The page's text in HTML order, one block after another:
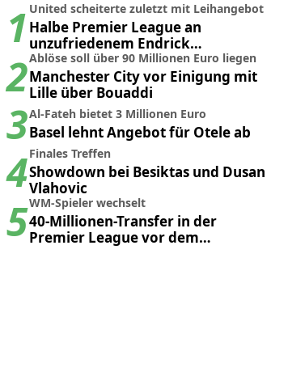
1 United scheiterte zuletzt mit Leihangebot
Halbe Premier League an
unzufriedenem Endrick
interessiert
2Ablöse soll über 90 Millionen Euro liegen
Manchester City vor Einigung mit
Lille über Bouaddi
3Al-Fateh bietet 3 Millionen Euro
Basel lehnt Angebot für Otele ab
4Finales Treffen
Showdown bei Besiktas und Dusan
Vlahovic
5WM-Spieler wechselt
40-Millionen-Transfer in der
Premier League vor dem